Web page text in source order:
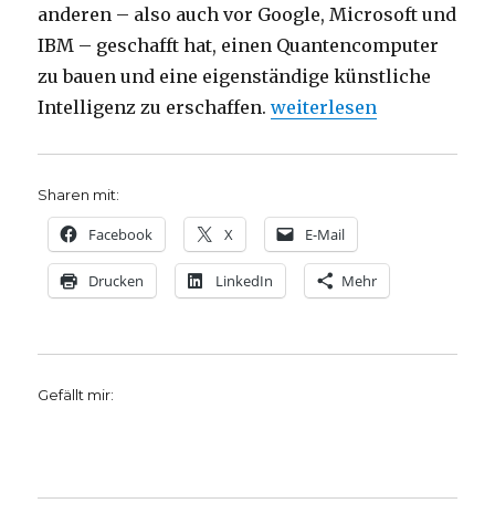
anderen – also auch vor Google, Microsoft und
IBM – geschafft hat, einen Quantencomputer
zu bauen und eine eigenständige künstliche
Intelligenz zu erschaffen.„Was ist Leben? Lars
weiterlesen
Sharen mit:
Facebook X E-Mail
Drucken LinkedIn Mehr
Gefällt mir: